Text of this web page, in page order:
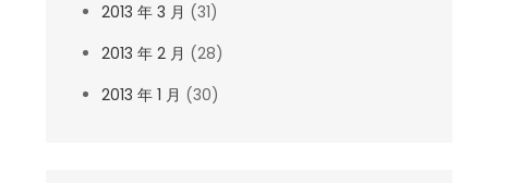
2013 年 3 月 (31)
2013 年 2 月 (28)
2013 年 1 月 (30)